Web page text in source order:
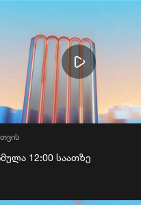
12:00 საათზე